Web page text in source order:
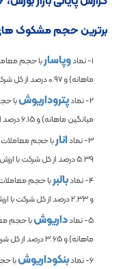
برترین حجم مشکوک های امروز
1- نماد وپاساربا حجم
ماهانه) و0.97درصد از کل
2- نماد
پتروداریوشبا
میانگین ماهانه) و6.15درصد
3- نماد
اناربا حجم معاملات
5.39درصد از کل شرکت با
4- نماد
بالبربا حجم
و2.33درصد از کل شرکت با
5- نماد
داریوشبا حجم
ماهانه) و3.65درصد از کل
6- نماد
بنکوداریوشبا